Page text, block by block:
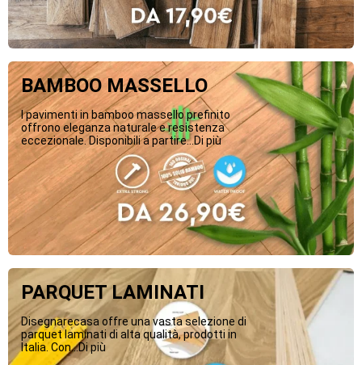
BAMBOO MASSELLO
I pavimenti in bamboo massello prefinito
offrono eleganza naturale e resistenza
eccezionale. Disponibili a partire...Di più
PARQUET LAMINATI
Disegnarecasa offre una vasta selezione di
parquet laminati di alta qualità, prodotti in
Italia. Con...Di più